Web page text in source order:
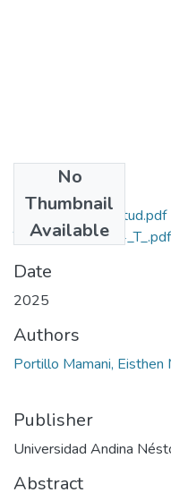
No
Thumbnail
Available
Grado de Similitud.pdf
T036_70155954_T_.pdf
Date
2025
Authors
Portillo Mamani, Eisthen
Publisher
Universidad Andina
Abstract